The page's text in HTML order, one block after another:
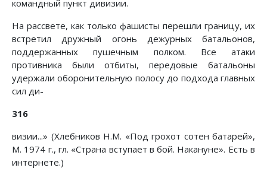
командный пункт дивизии.
На рассвете, как только фашисты перешли границу, их
встретил дружный огонь дежурных батальонов,
поддержанных пушечным полком. Все атаки
противника были отбиты, передовые батальоны
удержали оборонительную полосу до подхода главных
сил ди-
316
визии...» (Хлебников Н.М. «Под грохот сотен батарей»,
М. 1974 г., гл. «Страна вступает в бой. Накануне». Есть в
интернете.)